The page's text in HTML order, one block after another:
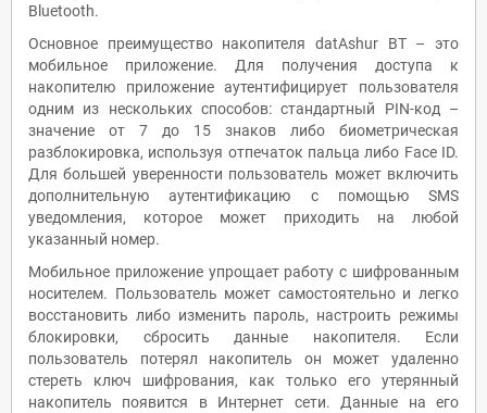
Bluetooth.
Основное преимущество накопителя datAshur BT – это
мобильное приложение. Для получения доступа к
накопителю приложение аутентифицирует пользователя
одним из нескольких способов: стандартный PIN-код –
значение от 7 до 15 знаков либо биометрическая
разблокировка, используя отпечаток пальца либо Face ID.
Для большей уверенности пользователь может включить
дополнительную аутентификацию с помощью SMS
уведомления, которое может приходить на любой
указанный номер.
Мобильное приложение упрощает работу с шифрованным
носителем. Пользователь может самостоятельно и легко
восстановить либо изменить пароль, настроить режимы
блокировки, сбросить данные накопителя. Если
пользователь потерял накопитель он может удаленно
стереть ключ шифрования, как только его утерянный
накопитель появится в Интернет сети. Данные на его